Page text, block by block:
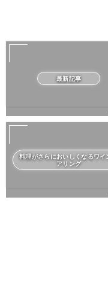
最新記事
料理がさらにおいしくなるワイ
アリング